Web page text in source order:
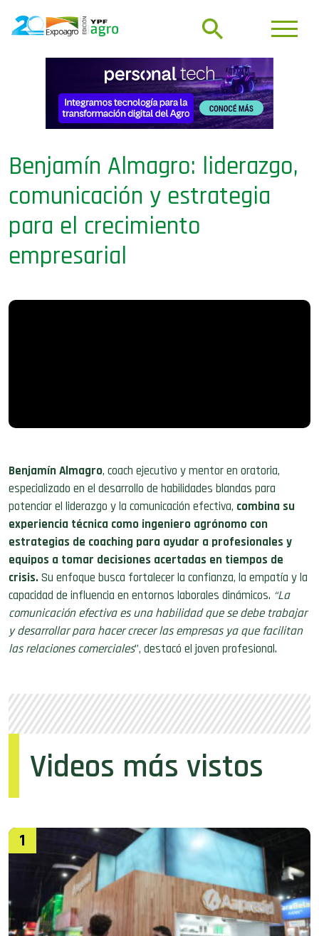
Benjamín Almagro: liderazgo,
comunicación y estrategia
para el crecimiento
empresarial
Benjamín Almagro, coach ejecutivo y mentor en oratoria,
especializado en el desarrollo de habilidades blandas para
potenciar el liderazgo y la comunicación efectiva, combina su
experiencia técnica como ingeniero agrónomo con
estrategias de coaching para ayudar a profesionales y
equipos a tomar decisiones acertadas en tiempos de
crisis.Su enfoque busca fortalecer la confianza, la empatía y la
capacidad de influencia en entornos laborales dinámicos. “La
comunicación efectiva es una habilidad que se debe trabajar
y desarrollar para hacer crecer las empresas ya que facilitan
las relaciones comerciales”, destacó el joven profesional.
Videos más vistos
1